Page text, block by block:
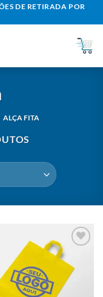
DE RETIRADA POR
ALÇA FITA
Add to
wishlist